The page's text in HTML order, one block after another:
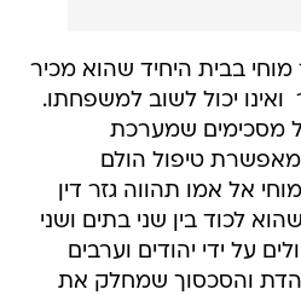
בבית היחיד שהוא מכיר
ואינו יכול לשוב למשפחתו.
מסכימים שמערכת
מאפשרת טיפול הולם
אל אמו תהווה גזר דין
לכוד בין שני בתים ושני
על ידי יהודים וערבים
והסכסוך שמחלק את